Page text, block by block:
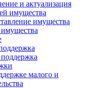
и актуализация
имущества
имущества
малого и